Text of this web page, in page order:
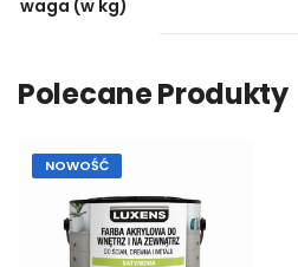
waga (w kg)
Polecane Produkty
NOWOŚĆ